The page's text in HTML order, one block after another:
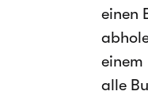
einen
einem
alle